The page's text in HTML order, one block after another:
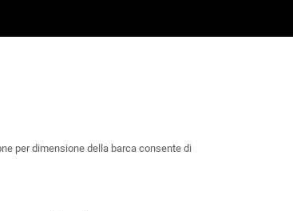
per dimensione della barca consente di